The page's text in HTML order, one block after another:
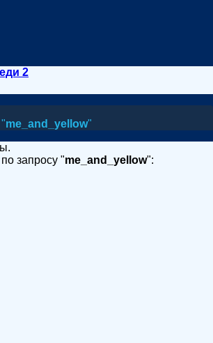
2
me_and_yellow"
запросу "me_and_yellow":